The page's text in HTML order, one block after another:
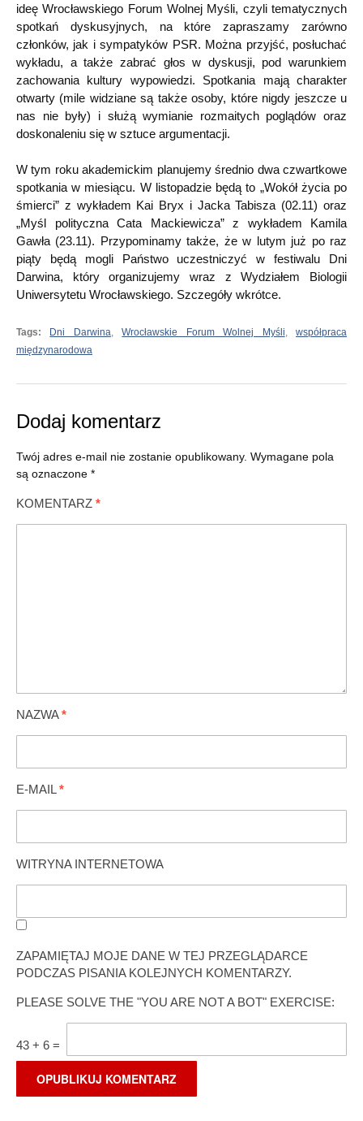
ideę Wrocławskiego Forum Wolnej Myśli, czyli tematycznych
spotkań dyskusyjnych, na które zapraszamy zarówno
członków, jak i sympatyków PSR. Można przyjść, posłuchać
wykładu, a także zabrać głos w dyskusji, pod warunkiem
zachowania kultury wypowiedzi. Spotkania mają charakter
otwarty (mile widziane są także osoby, które nigdy jeszcze u
nas nie były) i służą wymianie rozmaitych poglądów oraz
doskonaleniu się w sztuce argumentacji.
W tym roku akademickim planujemy średnio dwa czwartkowe
spotkania w miesiącu. W listopadzie będą to „Wokół życia po
śmierci” z wykładem Kai Bryx i Jacka Tabisza (02.11) oraz
„Myśl polityczna Cata Mackiewicza” z wykładem Kamila
Gawła (23.11). Przypominamy także, że w lutym już po raz
piąty będą mogli Państwo uczestniczyć w festiwalu Dni
Darwina, który organizujemy wraz z Wydziałem Biologii
Uniwersytetu Wrocławskiego. Szczegóły wkrótce.
Tags: Dni Darwina ,Wrocławskie Forum Wolnej Myśli ,współpraca
międzynarodowa
Dodaj komentarz
Twój adres e-mail nie zostanie opublikowany. Wymagane pola
są oznaczone *
KOMENTARZ *
NAZWA*
E-MAIL *
WITRYNA INTERNETOWA
ZAPAMIĘTAJ MOJE DANE W TEJ PRZEGLĄDARCE
PODCZAS PISANIA KOLEJNYCH KOMENTARZY.
PLEASE SOLVE THE "YOU ARE NOT A BOT" EXERCISE:
43 + 6 =